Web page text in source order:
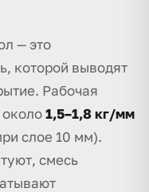
— это
которой выводят
Рабочая
около1,5–1,8 кг/мм
слое 10 мм).
смесь